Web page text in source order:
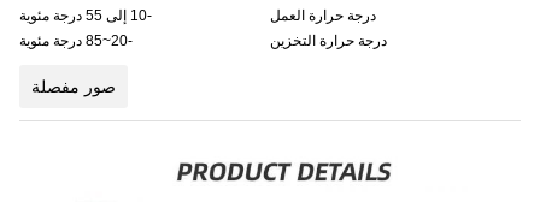
درجة حرارة العمل
درجة حرارة التخزين
صور مفصلة